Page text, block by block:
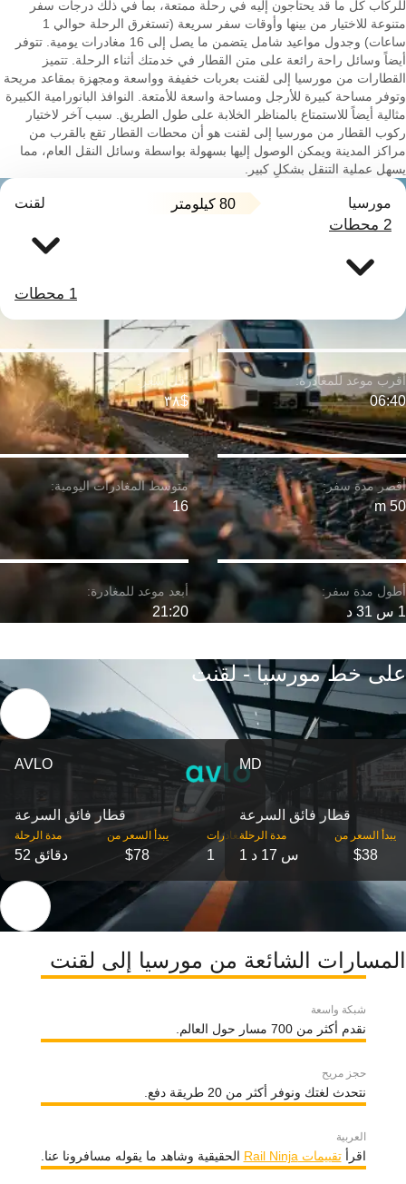
للركاب كل ما قد يحتاجون إليه في رحلة ممتعة، بما في ذلك درجات سفر
متنوعة للاختيار من بينها وأوقات سفر سريعة (تستغرق الرحلة حوالي 1
ساعات) وجدول مواعيد شامل يتضمن ما يصل إلى 16 مغادرات يومية. تتوفر
أيضاً وسائل راحة رائعة على متن القطار في خدمتك أثناء الرحلة. تتميز
القطارات من مورسيا إلى لقنت بعربات خفيفة وواسعة ومجهزة بمقاعد مريحة
وتوفر مساحة كبيرة للأرجل ومساحة واسعة للأمتعة. النوافذ البانورامية الكبيرة
مثالية أيضاً للاستمتاع بالمناظر الخلابة على طول الطريق. سبب آخر لاختيار
ركوب القطار من مورسيا إلى لقنت هو أن محطات القطار تقع بالقرب من
مراكز المدينة ويمكن الوصول إليها بسهولة بواسطة وسائل النقل العام، مما
يسهل عملية التنقل بشكلٍ كبير.
مورسيا 80 كيلومتر لقنت
2 محطات
1 محطات
50 m
06:40
1 س 31 د
$٣٨
16
21:20
على خط مورسيا - لقنت
AVLO
قطار فائق السرعة
مدة الرحلة
52 دقائق
‎يبدأ السعر من
$78
‎المغادرات
1
MD
قطار فائق السرعة
مدة الرحلة
1 س 17 د
‎يبدأ السعر من
$38
المسارات الشائعة من مورسيا إلى لقنت
شبكة واسعة
نقدم أكثر من 700 مسار حول العالم.
حجز مريح
نتحدث لغتك ونوفر أكثر من 20 طريقة دفع.
العربية
اقرأتقييمات Rail Ninja الحقيقية وشاهد ما يقوله مسافرونا عنا.